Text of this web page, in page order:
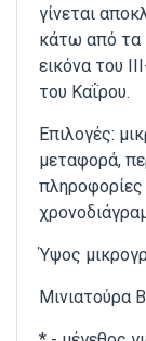
γίνεται
κάτω από τα
εικόνα του
του Καΐρου.
Επιλογές:
μεταφορά,
πληροφορίες
Ύψος
Μινιατούρα